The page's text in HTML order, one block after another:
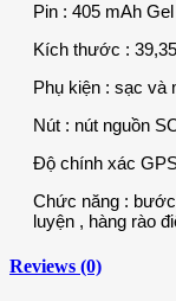
Pin : 405 mAh
Kích thước :
Phụ kiện : sạc và
Nút : nút nguồn
Độ chính xác
Chức năng :
luyện , hàng rào
Reviews (0)